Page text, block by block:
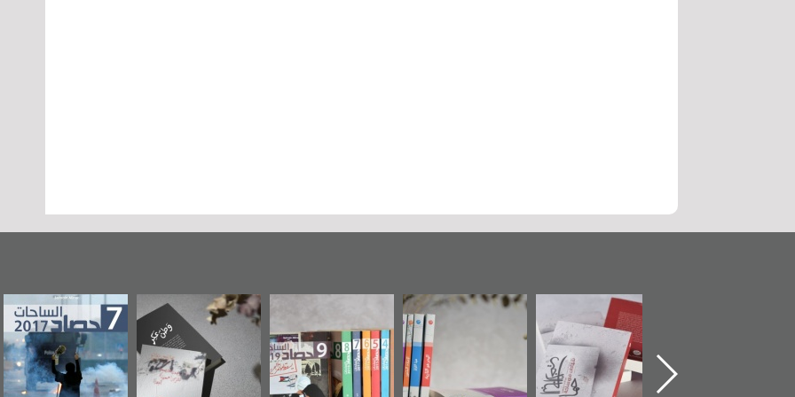
تصنيف موضوعي
للوثائق البريطانية
يقدمه «مركز أوال»
في سلسلة من 5
"مرآة البحرين"
جديدة لمعتقل
عسكري تصدر عن
«مرآة البحرين»
حصاد 2017
عاشوراء البحرين...
ويكيليكس السفارة
الأمريكية